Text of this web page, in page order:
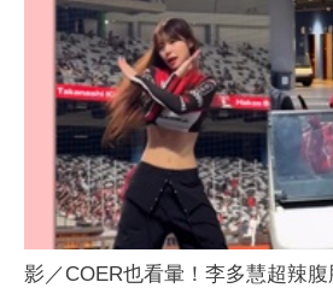
影／COER也看暈！李多慧超辣